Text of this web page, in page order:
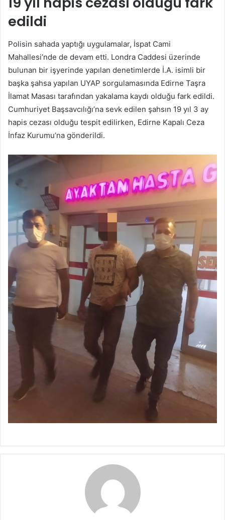
edildi
Polisin sahada yaptığı uygulamalar, İspat Cami
Mahallesi’nde de devam etti. Londra Caddesi üzerinde
bulunan bir işyerinde yapılan denetimlerde İ.A. isimli bir
başka şahsa yapılan UYAP sorgulamasında Edirne Taşra
İlamat Masası tarafından yakalama kaydı olduğu fark edildi.
Cumhuriyet Başsavcılığı’na sevk edilen şahsın 19 yıl 3 ay
hapis cezası olduğu tespit edilirken, Edirne Kapalı Ceza
İnfaz Kurumu’na gönderildi.